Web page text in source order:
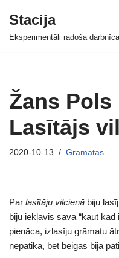
Skip
Stacija
Eksperimentāli radoša darbnīca
Žans
Lasītājs
2020-10-13 Grāmatas
Par lasītāju vilcienā biju
biju iekļāvis savā “kaut
pienāca, izlasīju grāmatu
nepatika, bet beigas bija